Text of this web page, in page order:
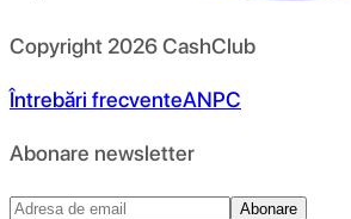
Copyright 2026CashClub
Întrebări frecventeANPC
Abonare newsletter
Abonare